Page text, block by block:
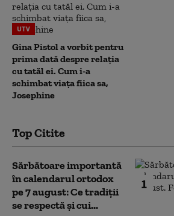
UTV
Gina Pistol a vorbit pentru
prima dată despre relația
cu tatăl ei. Cum i-a
schimbat viața fiica sa,
Josephine
Top Citite
1
Sărbătoare importantă
în calendarul ortodox
pe 7 august: Ce tradiții
se respectă și cui...